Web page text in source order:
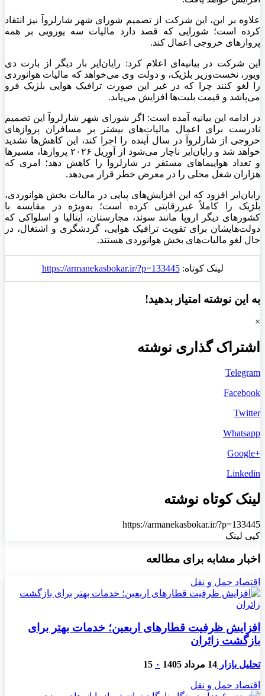
علاوه بر این، این شرکت از تصمیم شورای شهر شارلروآ نیز انتقاد
کرده است؛ شورایی که قصد دارد مالیات سه یورویی بر همه
پروازهای خروجی اعمال کند.
این شرکت در بیانیه‌ای اعلام کرد: رایان‌ایر بار دیگر از بارت دی
ویور، نخست‌وزیر بلژیک، و دولت وی می‌خواهد که مالیات هوانوردی
را لغو کنند چرا که در غیر این صورت ترافیک هوایی بلژیک فرو
می‌پاشد و قیمت بلیت‌ها افزایش می‌یابد.
در ادامه این بیانیه آمده است: اگر شورای شهر شارلروآ این تصمیم
نادرست برای اعمال مالیات‌های بیشتر بر مسافران پروازهای
خروجی از شارلروآ در سال آینده را اجرا کند، این کاهش‌ها تشدید
خواهد شد و رایان‌ایر ناچار می‌شود از آوریل ۲۰۲۶ پروازها، مسیرها
و تعداد هواپیماهای مستقر در شارلروآ را کاهش دهد؛ امری که
هزاران شغل محلی را در معرض خطر قرار می‌دهد.
رایان‌ایر افزود که این افزایش‌های پیاپی در مالیات بخش هوانوردی،
بلژیک را کاملاً غیررقابتی کرده است؛ به‌ویژه در مقایسه با
کشورهای دیگر اروپا مانند سوئد، مجارستان، ایتالیا و اسلواکی که
دولت‌هایشان برای تقویت ترافیک هوایی، گردشگری و اشتغال، در
حال لغو مالیات‌های بخش هوانوردی هستند.
لینک کوتاه:https://armanekasbokar.ir/?p=133445
به این نوشته امتیاز بدهید!
×
اشتراک گذاری نوشته
Telegram
Facebook
Twitter
Whatsapp
+Google
Linkedin
لینک کوتاه نوشته
https://armanekasbokar.ir/?p=133445
کپی لینک
اخبار مشابه برای مطالعه
اقتصاد حمل و نقل
افزایش ظرفیت قطارهای اربعین؛ خدمات بهتر برای
بازگشت زائران
تحلیل بازار 14 مرداد 1405 ۰ 15
اقتصاد حمل و نقل